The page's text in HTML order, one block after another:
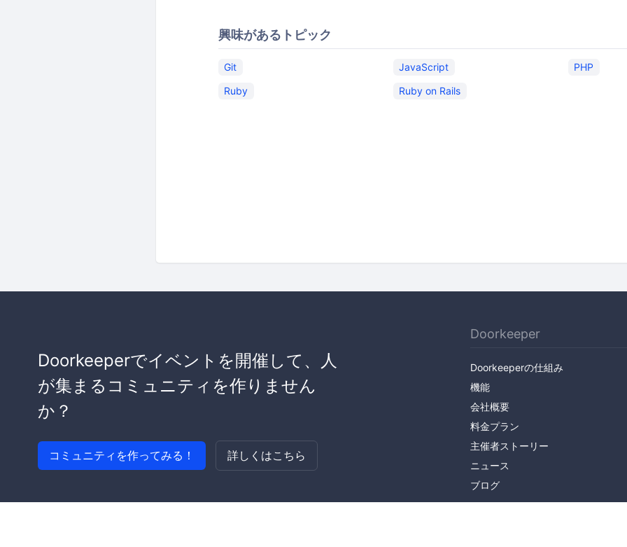
興味があるトピック
Git JavaScript
PHP
Ruby
Ruby on Rails
Doorkeeperでイベントを開催して、人
が集まるコミュニティを作りません
か？
コミュニティを作ってみる！ 詳しくはこちら
Doorkeeper
Doorkeeperの仕組み
機能
会社概要
料金プラン
主催者ストーリー
ニュース
ブログ